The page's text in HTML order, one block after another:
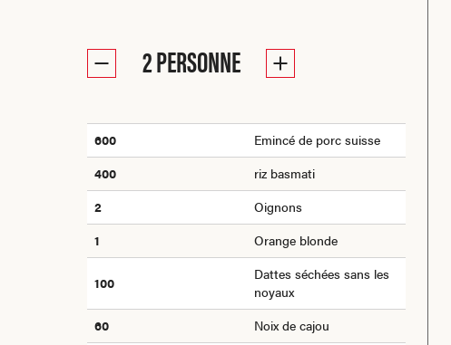
2PERSONNE
600
Emincé de porc suisse
400
riz basmati
2
Oignons
1
Orange blonde
100
Dattes séchées sans les
noyaux
60
Noix de cajou